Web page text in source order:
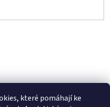
které pomáhají ke